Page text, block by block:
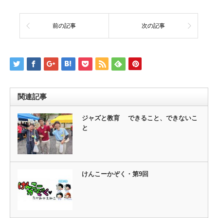
前の記事 次の記事
関連記事
ジャズと教育 できること、できないこ
と
けんこーかぞく・第9回